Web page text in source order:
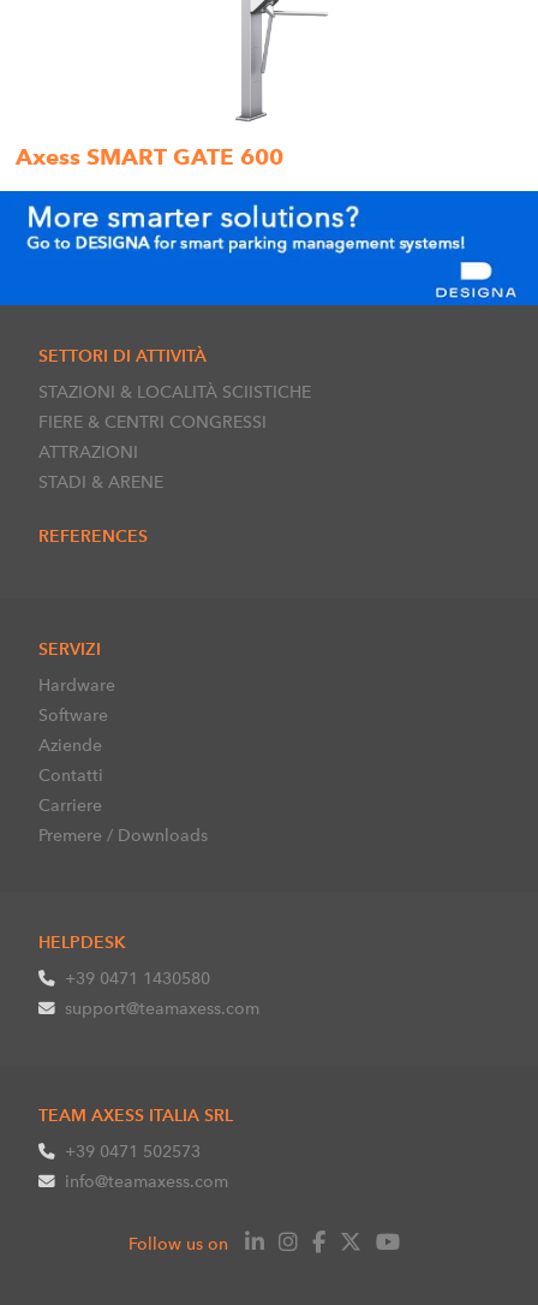
Axess SMART GATE 600
SETTORI DI ATTIVITÀ
STAZIONI & LOCALITÀ SCIISTICHE
FIERE & CENTRI CONGRESSI
ATTRAZIONI
STADI & ARENE
REFERENCES
SERVIZI
Hardware
Software
Aziende
Contatti
Carriere
Premere / Downloads
HELPDESK
+39 0471 1430580
support@teamaxess.com
TEAM AXESS ITALIA SRL
+39 0471 502573
info@teamaxess.com
Follow us on